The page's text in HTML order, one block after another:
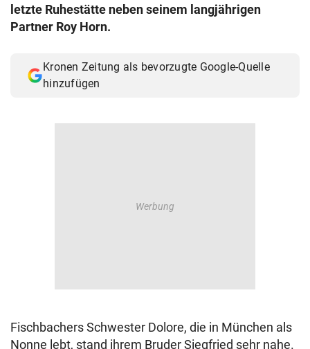
letzte Ruhestätte neben seinem langjährigen
Partner Roy Horn.
Kronen Zeitung als bevorzugte Google-Quelle
hinzufügen
Fischbachers Schwester Dolore, die in München als
Nonne lebt, stand ihrem Bruder Siegfried sehr nahe.